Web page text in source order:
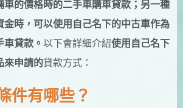
車的價格時的二手車購車貸款；另一種
金時，可以使用自己名下的中古車作為
貸款。 以下會詳細介紹使用自己名下
來申請的貸款方式：
件有哪些？